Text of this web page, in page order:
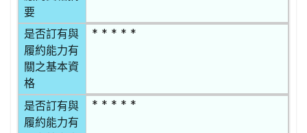
要
是否訂有與
履約能力有
關之基本資
格
* * * * *
是否訂有與
履約能力有
* * * * *